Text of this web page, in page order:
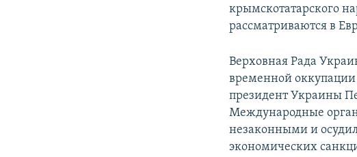
крымскотатарского
рассматриваются в
Верховная Рада
временной оккупации
президент Украины
Международные
незаконными и
экономических